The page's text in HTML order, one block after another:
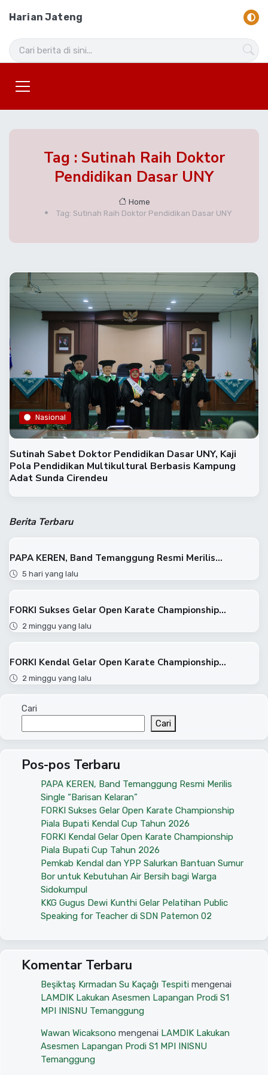
Harian Jateng
Tag : ‎Sutinah Raih Doktor
Pendidikan Dasar UNY
Home
Tag: ‎Sutinah Raih Doktor Pendidikan Dasar UNY
Nasional
‎Sutinah Sabet Doktor Pendidikan Dasar UNY, Kaji
Pola Pendidikan Multikultural Berbasis Kampung
Adat Sunda Cirendeu‎
Berita Terbaru
PAPA KEREN, Band Temanggung Resmi Merilis...
5 hari yang lalu
FORKI Sukses Gelar Open Karate Championship...
2 minggu yang lalu
FORKI Kendal Gelar Open Karate Championship...
2 minggu yang lalu
Cari
Cari
Pos-pos Terbaru
PAPA KEREN, Band Temanggung Resmi Merilis
Single “Barisan Kelaran”
FORKI Sukses Gelar Open Karate Championship
Piala Bupati Kendal Cup Tahun 2026
FORKI Kendal Gelar Open Karate Championship
Piala Bupati Cup Tahun 2026
Pemkab Kendal dan YPP Salurkan Bantuan Sumur
Bor untuk Kebutuhan Air Bersih bagi Warga
Sidokumpul
KKG Gugus Dewi Kunthi Gelar Pelatihan Public
Speaking for Teacher di SDN Patemon 02
Komentar Terbaru
Beşiktaş Kırmadan Su Kaçağı Tespiti mengenai
LAMDIK Lakukan Asesmen Lapangan Prodi S1
MPI INISNU Temanggung
Wawan Wicaksono mengenai LAMDIK Lakukan
Asesmen Lapangan Prodi S1 MPI INISNU
Temanggung